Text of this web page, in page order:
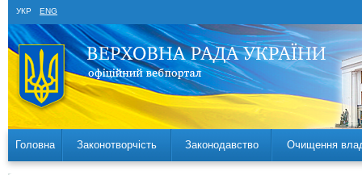
УКР ENG
Головна Законотворчість Законодавство Очищення